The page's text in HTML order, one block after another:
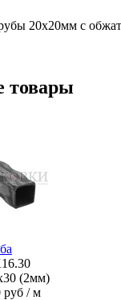
20х20мм с
товары
(2мм)
руб / м